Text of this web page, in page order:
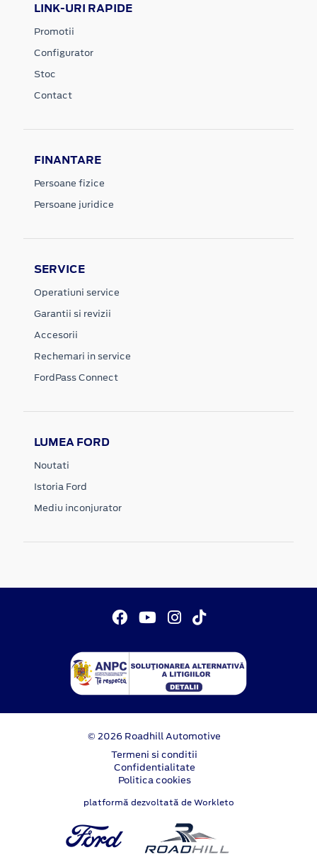
LINK-URI RAPIDE
Promotii
Configurator
Stoc
Contact
FINANTARE
Persoane fizice
Persoane juridice
SERVICE
Operatiuni service
Garantii si revizii
Accesorii
Rechemari in service
FordPass Connect
LUMEA FORD
Noutati
Istoria Ford
Mediu inconjurator
© 2026 Roadhill Automotive
Termeni si conditii
Confidentialitate
Politica cookies
platformă dezvoltată de Workleto